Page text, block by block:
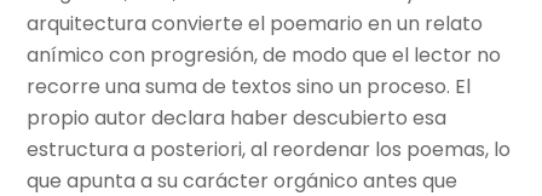
arquitectura convierte el poemario en un relato
anímico con progresión, de modo que el lector no
recorre una suma de textos sino un proceso. El
propio autor declara haber descubierto esa
estructura a posteriori, al reordenar los poemas, lo
que apunta a su carácter orgánico antes que